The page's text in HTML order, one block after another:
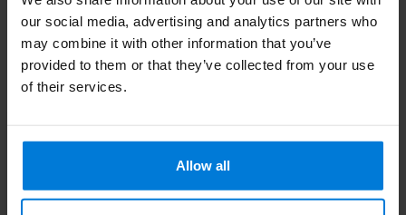
our social media, advertising and analytics partners who
may combine it with other information that you’ve
provided to them or that they’ve collected from your use
of their services.
Allow all
Vu(s) récemment